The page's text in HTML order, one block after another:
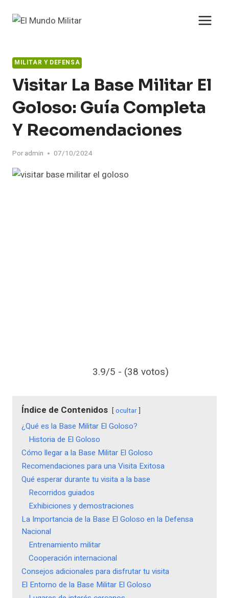
MILITAR Y DEFENSA
Visitar La Base Militar El
Goloso: Guía Completa
Y Recomendaciones
Por admin 07/10/2024
3.9/5 - (38 votos)
Índice de Contenidos ocultar
¿Qué es la Base Militar El Goloso?
Historia de El Goloso
Cómo llegar a la Base Militar El Goloso
Recomendaciones para una Visita Exitosa
Qué esperar durante tu visita a la base
Recorridos guiados
Exhibiciones y demostraciones
La Importancia de la Base El Goloso en la Defensa
Nacional
Entrenamiento militar
Cooperación internacional
Consejos adicionales para disfrutar tu visita
El Entorno de la Base Militar El Goloso